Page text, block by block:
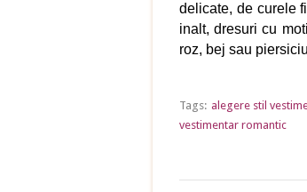
delicate, de curele
inalt, dresuri cu
roz, bej sau
Tags: alegere stil
vestimentar romantic